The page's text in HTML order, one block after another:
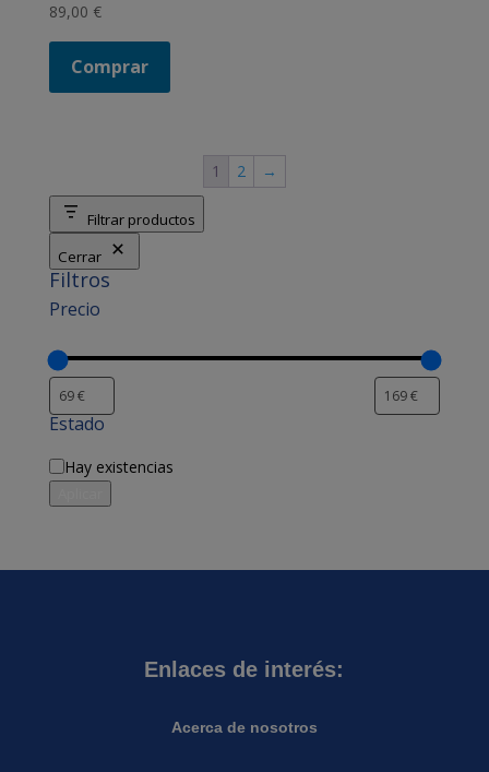
89,00 €
Comprar
1 2 →
Filtrar productos
Cerrar
Filtros
Precio
Estado
Disponibilidad
Hay existencias
Enlaces de interés:
Acerca de nosotros